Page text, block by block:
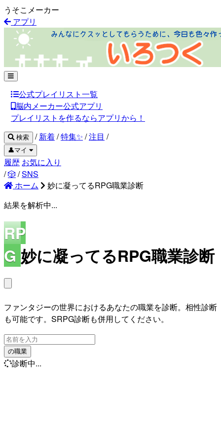
うそこメーカー
アプリ
公式プレイリスト一覧
脳内メーカー公式アプリ
プレイリストを作るならアプリから！
検索 / 新着/特集✨ /注目 /
👤マイ
履歴 お気に入り
/🎲 /SNS
ホーム
妙に凝ってるRPG職業診断
結果を解析中...
RP
G 妙に凝ってるRPG職業診断
ファンタジーの世界におけるあなたの職業を診断。相性診断
も可能です。SRPG診断も併用してください。
の職業
診断中...